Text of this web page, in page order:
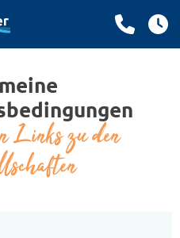
Links zu den